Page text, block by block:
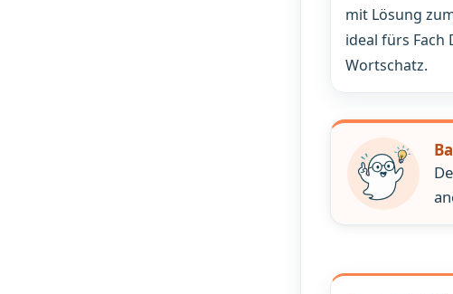
mit Lösung
ideal fürs Fach
Wortschatz.